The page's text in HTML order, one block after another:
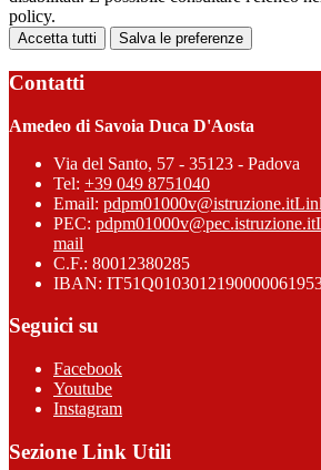
policy.
Accetta tutti Salva le preferenze
Contatti
Amedeo di Savoia Duca D'Aosta
Via del Santo, 57 - 35123 - Padova
Tel: +39 049 8751040
Email: pdpm01000v@istruzione.it
PEC: pdpm01000v@pec.istruzione.it
mail
C.F.: 80012380285
IBAN:
Seguici su
Facebook
Youtube
Instagram
Sezione Link Utili